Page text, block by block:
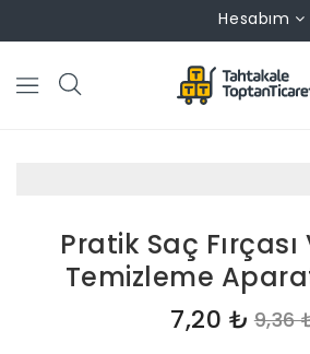
Hesabım
Pratik Saç
Temizleme
7,20 ₺ 9,36